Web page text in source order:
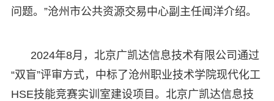
问题。”沧州市公共资源交易中心副主任闻洋介绍。
2024年8月，北京广凯达信息技术有限公司通过
“双盲”评审方式，中标了沧州职业技术学院现代化工
HSE技能竞赛实训室建设项目。北京广凯达信息技